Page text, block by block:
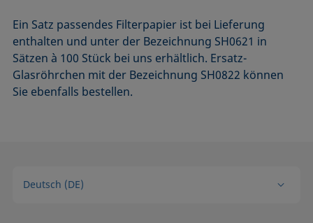
Ein Satz passendes Filterpapier ist bei Lieferung
enthalten und unter der Bezeichnung SH0621 in
Sätzen à 100 Stück bei uns erhältlich. Ersatz-
Glasröhrchen mit der Bezeichnung SH0822 können
Sie ebenfalls bestellen.
Deutsch (DE)